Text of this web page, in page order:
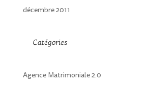
décembre 2011
Catégories
Agence Matrimoniale 2.0